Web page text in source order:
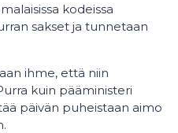
kodeissa
sakset ja tunnetaan
ihme, että niin
kuin pääministeri
päivän puheistaan aimo